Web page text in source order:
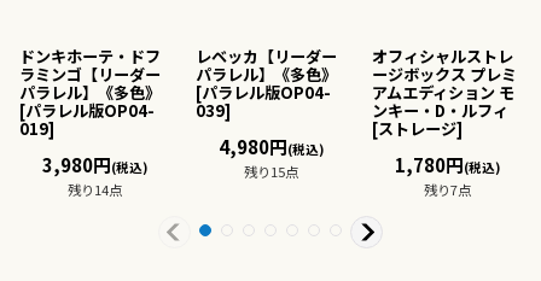
ドンキホーテ・ドフ
ラミンゴ【リーダー
パラレル】《多色》
[パラレル版OP04-
019]
3,980円(税込)
残り14点
レベッカ【リーダー
パラレル】《多色》
[パラレル版OP04-
039]
4,980円(税込)
残り15点
オフィシャルストレ
ージボックス プレミ
アムエディション モ
ンキー・D・ルフィ
[ストレージ]
1,780円(税込)
残り7点